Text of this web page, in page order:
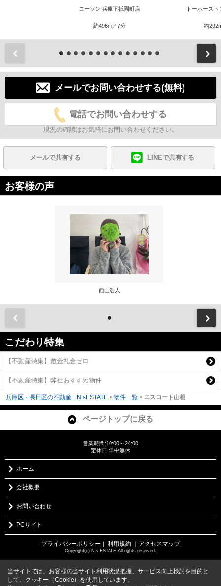
ローソン 兵庫下祇園町店
約496m／7分
トーホース
約
メールでお問い合わせする(無料)
電話でお問い合わせする
現況の確認はお気軽にお問い合わせください。
メールで共有する LINEで共有する
お客様の声
西山浩人
こだわり特集
【不動産特集】敷金礼金ゼロ
【不動産特集】弊社おすすめ物件
兵庫区・長田区の不動産｜N’sESTATE > 物件一覧 > エスコート山根
ページトップに戻る
営業時間:10:00～24:00
定休日:年中無休
ホーム
会社概要
お問い合わせ
PCサイト
プライバシーポリシー 利用規約 ｜アクセスマップ
Copyright(c) N's ESTATE All rights reserved.
当サイトでは、お客様の当サイト利用状況把握、サービス向上検討を目的と
して、クッキー（Cookie）を使用しています。